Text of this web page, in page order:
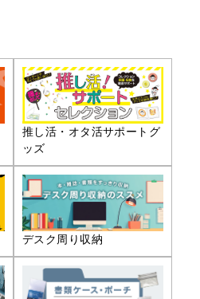
推し活・オタ活サポートグ
ッズ
デスク周り収納